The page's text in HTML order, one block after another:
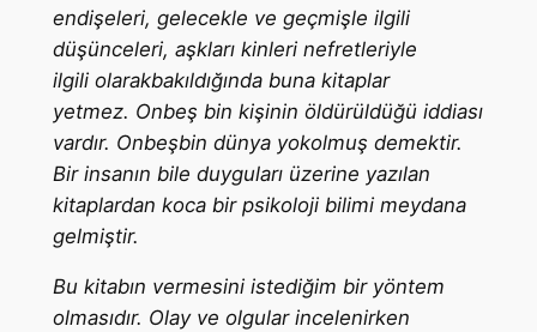
endişeleri, gelecekle ve geçmişle ilgili
düşünceleri, aşkları kinleri nefretleriyle
ilgili olarakbakıldığında buna kitaplar
yetmez. Onbeş bin kişinin öldürüldüğü iddiası
vardır. Onbeşbin dünya yokolmuş demektir.
Bir insanın bile duyguları üzerine yazılan
kitaplardan koca bir psikoloji bilimi meydana
gelmiştir.
Bu kitabın vermesini istediğim bir yöntem
olmasıdır. Olay ve olgular incelenirken